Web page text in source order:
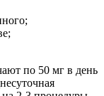
по 50 мг в день